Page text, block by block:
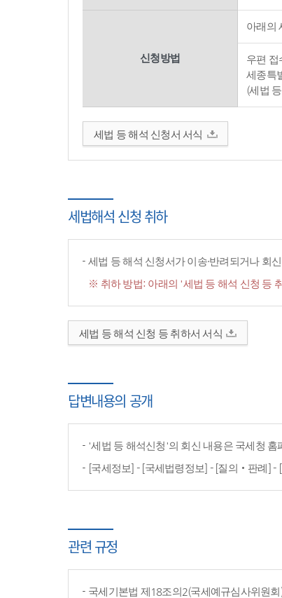
신청방법
아래의
우편 접
세종특
(세법
세법 등 해석 신청서 서식
세법해석 신청 취하
세법 등 해석 신청서가 이송·반려되거나 회
※ 취하 방법: 아래의 '세법 등 해석 신청 등
세법 등 해석 신청 등 취하서 서식
답변내용의 공개
'세법 등 해석신청'의 회신 내용은 국세청
[국세정보] - [국세법령정보] - [질의‧판례] -
관련 규정
국세기본법 제18조의2(국세예규심사위원회